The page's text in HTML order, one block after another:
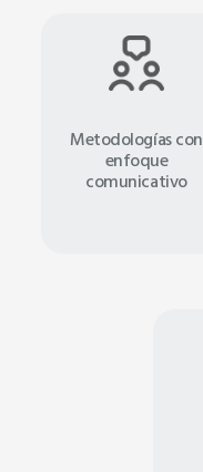
Metodologías con
enfoque
comunicativo